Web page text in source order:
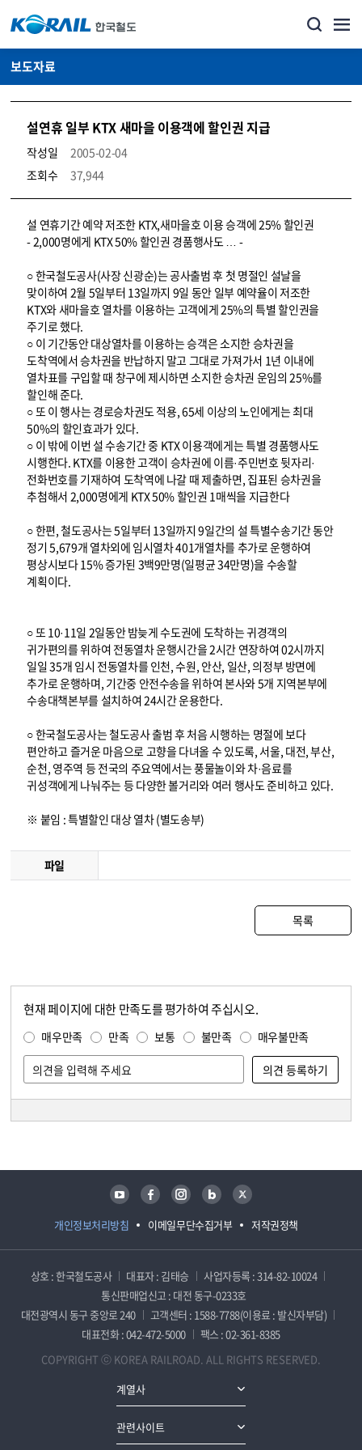
보도자료
설연휴 일부 KTX 새마을 이용객에 할인권 지급
작성일
2005-02-04
조회수
37,944
뉴스·홍보_보도자료 상세보기 – 내용, 파일, 담당자 연락처로 구성
설 연휴기간 예약 저조한 KTX,새마을호 이용 승객에 25% 할인권
- 2,000명에게 KTX 50% 할인권 경품행사도 … -
○ 한국철도공사(사장 신광순)는 공사출범 후 첫 명절인 설날을
맞이하여 2월 5일부터 13일까지 9일 동안 일부 예약율이 저조한
KTX와 새마을호 열차를 이용하는 고객에게 25%의 특별 할인권을
주기로 했다.
○ 이 기간동안 대상열차를 이용하는 승객은 소지한 승차권을
도착역에서 승차권을 반납하지 말고 그대로 가져가서 1년 이내에
열차표를 구입할 때 창구에 제시하면 소지한 승차권 운임의 25%를
할인해 준다.
○ 또 이 행사는 경로승차권도 적용, 65세 이상의 노인에게는 최대
50%의 할인효과가 있다.
○ 이 밖에 이번 설 수송기간 중 KTX 이용객에게는 특별 경품행사도
시행한다. KTX를 이용한 고객이 승차권에 이름·주민번호 뒷자리·
전화번호를 기재하여 도착역에 나갈 때 제출하면, 집표된 승차권을
추첨해서 2,000명에게 KTX 50% 할인권 1매씩을 지급한다
○ 한편, 철도공사는 5일부터 13일까지 9일간의 설 특별수송기간 동안
정기 5,679개 열차외에 임시열차 401개열차를 추가로 운행하여
평상시보다 15% 증가된 3백9만명(일평균 34만명)을 수송할
계획이다.
○ 또 10·11일 2일동안 밤늦게 수도권에 도착하는 귀경객의
귀가편의를 위하여 전동열차 운행시간을 2시간 연장하여 02시까지
일일 35개 임시 전동열차를 인천, 수원, 안산, 일산, 의정부 방면에
추가로 운행하며, 기간중 안전수송을 위하여 본사와 5개 지역본부에
수송대책본부를 설치하여 24시간 운용한다.
○ 한국철도공사는 철도공사 출범 후 처음 시행하는 명절에 보다
편안하고 즐거운 마음으로 고향을 다녀올 수 있도록, 서울, 대전, 부산,
순천, 영주역 등 전국의 주요역에서는 풍물놀이와 차·음료를
귀성객에게 나눠주는 등 다양한 볼거리와 여러 행사도 준비하고 있다.
※ 붙임 : 특별할인 대상 열차 (별도송부)
파일
목록
현재 페이지에 대한 만족도를 평가하여 주십시오.
매우만족 만족 보통 불만족 매우불만족
개인정보처리방침 이메일무단수집거부 저작권정책
유튜브 페이스북 인스타그램 블로그 트위터
상호 : 한국철도공사 대표자 : 김태승
사업자등록 : 314-82-10024
통신판매업신고 : 대전 동구-0233호
대전광역시 동구 중앙로 240
고객센터 : 1588-7788(이용료 : 발신자부담)
대표전화 : 042-472-5000
팩스 : 02-361-8385
COPYRIGHT ⓒ KOREA RAILROAD. ALL RIGHTS RESERVED.
계열사
관련사이트